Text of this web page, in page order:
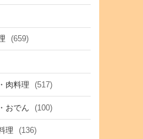
(659)
肉料理 (517)
おでん (100)
理 (136)